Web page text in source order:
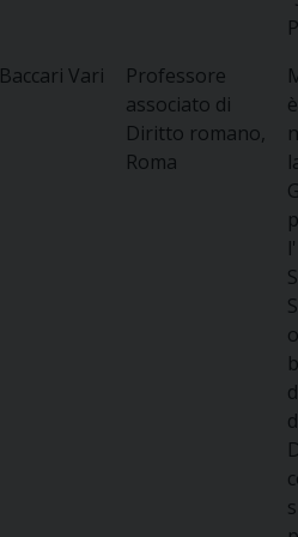
Baccari Vari
Professore
associato di
Diritto romano,
Roma